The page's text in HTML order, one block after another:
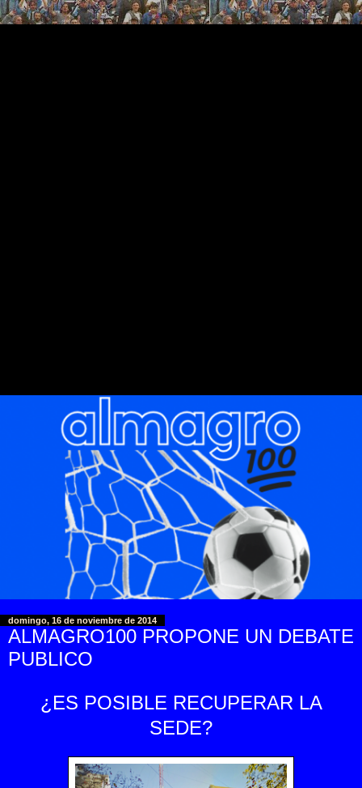
domingo, 16 de noviembre de 2014
ALMAGRO100 PROPONE UN DEBATE
PUBLICO
¿ES POSIBLE RECUPERAR LA
SEDE?